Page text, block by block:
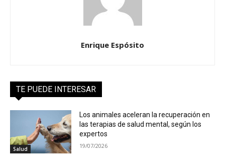
Enrique Espósito
TE PUEDE INTERESAR
Salud
Los animales aceleran la recuperación en
las terapias de salud mental, según los
expertos
19/07/2026